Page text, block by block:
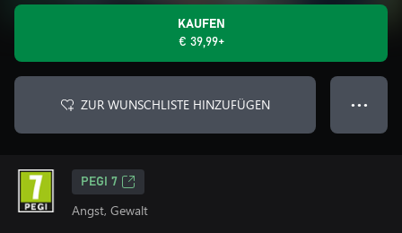
KAUFEN
€ 39,99+
ZUR WUNSCHLISTE HINZUFÜGEN ● ● ●
PEGI 7
Angst, Gewalt